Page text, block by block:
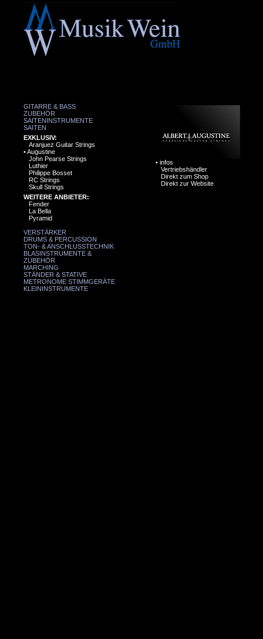
GITARRE & BASS
ZUBEHÖR
SAITENINSTRUMENTE
SAITEN
EXKLUSIV:
Aranjuez Guitar Strings
•Augustine
John Pearse Strings
Luthier
Philippe Bosset
RC Strings
Skull Strings
WEITERE ANBIETER:
Fender
La Bella
Pyramid
VERSTÄRKER
DRUMS & PERCUSSION
TON- & ANSCHLUSSTECHNIK
BLASINSTRUMENTE &
ZUBEHÖR
MARCHING
STÄNDER & STATIVE
METRONOME STIMMGERÄTE
KLEININSTRUMENTE
• infos
Vertriebshändler
Direkt zum Shop
Direkt zur Website